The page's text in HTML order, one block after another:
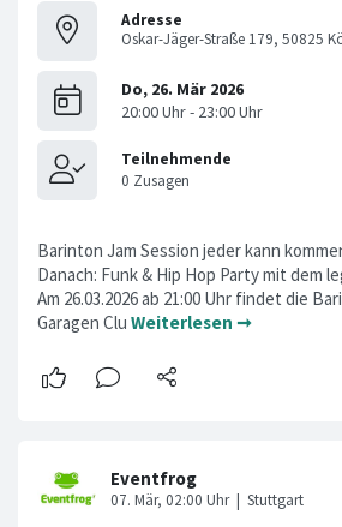
Adresse
Oskar-Jäger-Straße 179, 50825
Barinton Jam Session jeder kann
Danach: Funk & Hip Hop Party mit dem
Am 26.03.2026 ab 21:00 Uhr findet die
Garagen Clu Weiterlesen ➞